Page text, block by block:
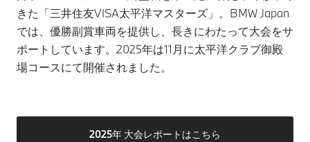
きた「三井住友VISA太平洋マスターズ」。BMW Japan
では、優勝副賞車両を提供し、長きにわたって大会をサ
ポートしています。2025年は11月に太平洋クラブ御殿
場コースにて開催されました。
2025年 大会レポートはこちら